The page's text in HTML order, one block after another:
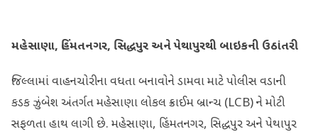
મહેસાણા, હિંમતનગર, સિદ્ધપુર અને પેથાપુરથી બાઇકની ઉઠાંતરી
જિલ્લામાં વાહનચોરીના વધતા બનાવોને ડામવા માટે પોલીસ વડાની
કડક ઝુંબેશ અંતર્ગત મહેસાણા લોકલ ક્રાઈમ બ્રાન્ચ (LCB) ને મોટી
સફળતા હાથ લાગી છે. મહેસાણા, હિંમતનગર, સિદ્ધપુર અને પેથાપુર